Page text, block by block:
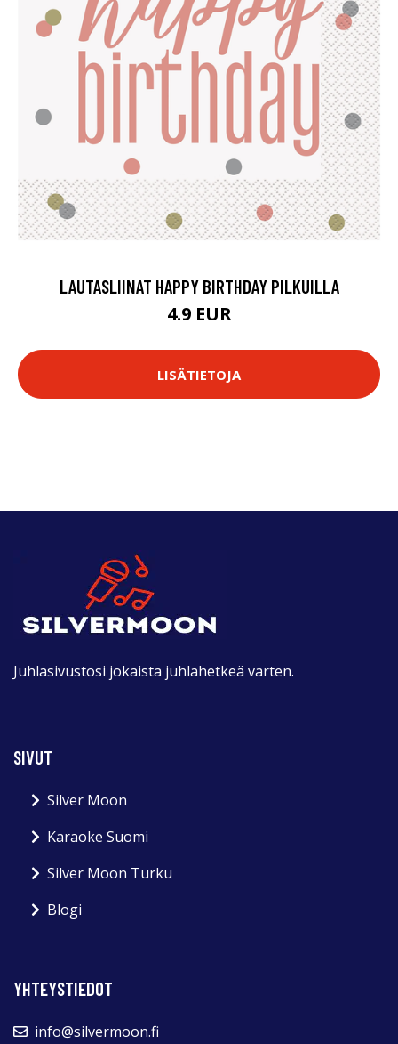
LAUTASLIINAT HAPPY BIRTHDAY PILKUILLA
4.9 EUR
LISÄTIETOJA
Juhlasivustosi jokaista juhlahetkeä varten.
SIVUT
Silver Moon
Karaoke Suomi
Silver Moon Turku
Blogi
YHTEYSTIEDOT
info@silvermoon.fi